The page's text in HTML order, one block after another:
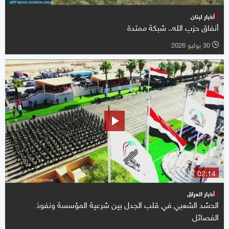
أخبار لبنان
أنفاق حزب الله.. شبكة ممتدة
l 30 يوليو 2026
02:14
أخبار العراق
الحشد الشعبي في قلب الجدل بين شرعية المؤسسة ونفوذ
الفصائل